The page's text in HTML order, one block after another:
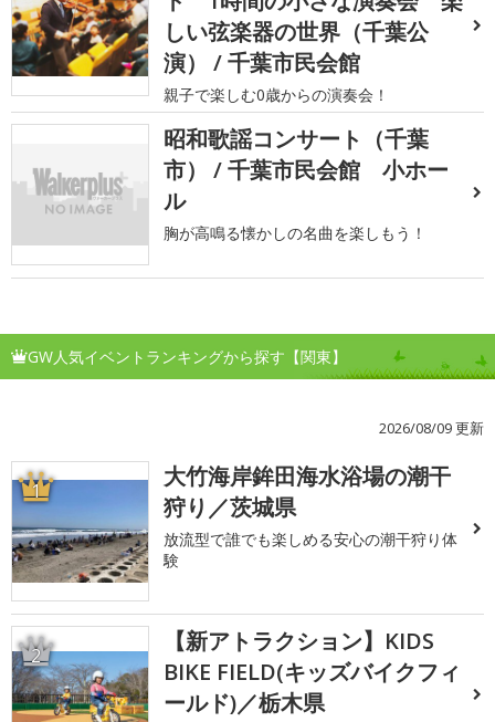
しい弦楽器の世界（千葉公
演） / 千葉市民会館
親子で楽しむ0歳からの演奏会！
昭和歌謡コンサート（千葉
市） / 千葉市民会館 小ホー
ル
胸が高鳴る懐かしの名曲を楽しもう！
GW人気イベントランキングから探す【関東】
2026/08/09 更新
1
大竹海岸鉾田海水浴場の潮干
狩り／茨城県
放流型で誰でも楽しめる安心の潮干狩り体
験
2
【新アトラクション】KIDS
BIKE FIELD(キッズバイクフィ
ールド)／栃木県